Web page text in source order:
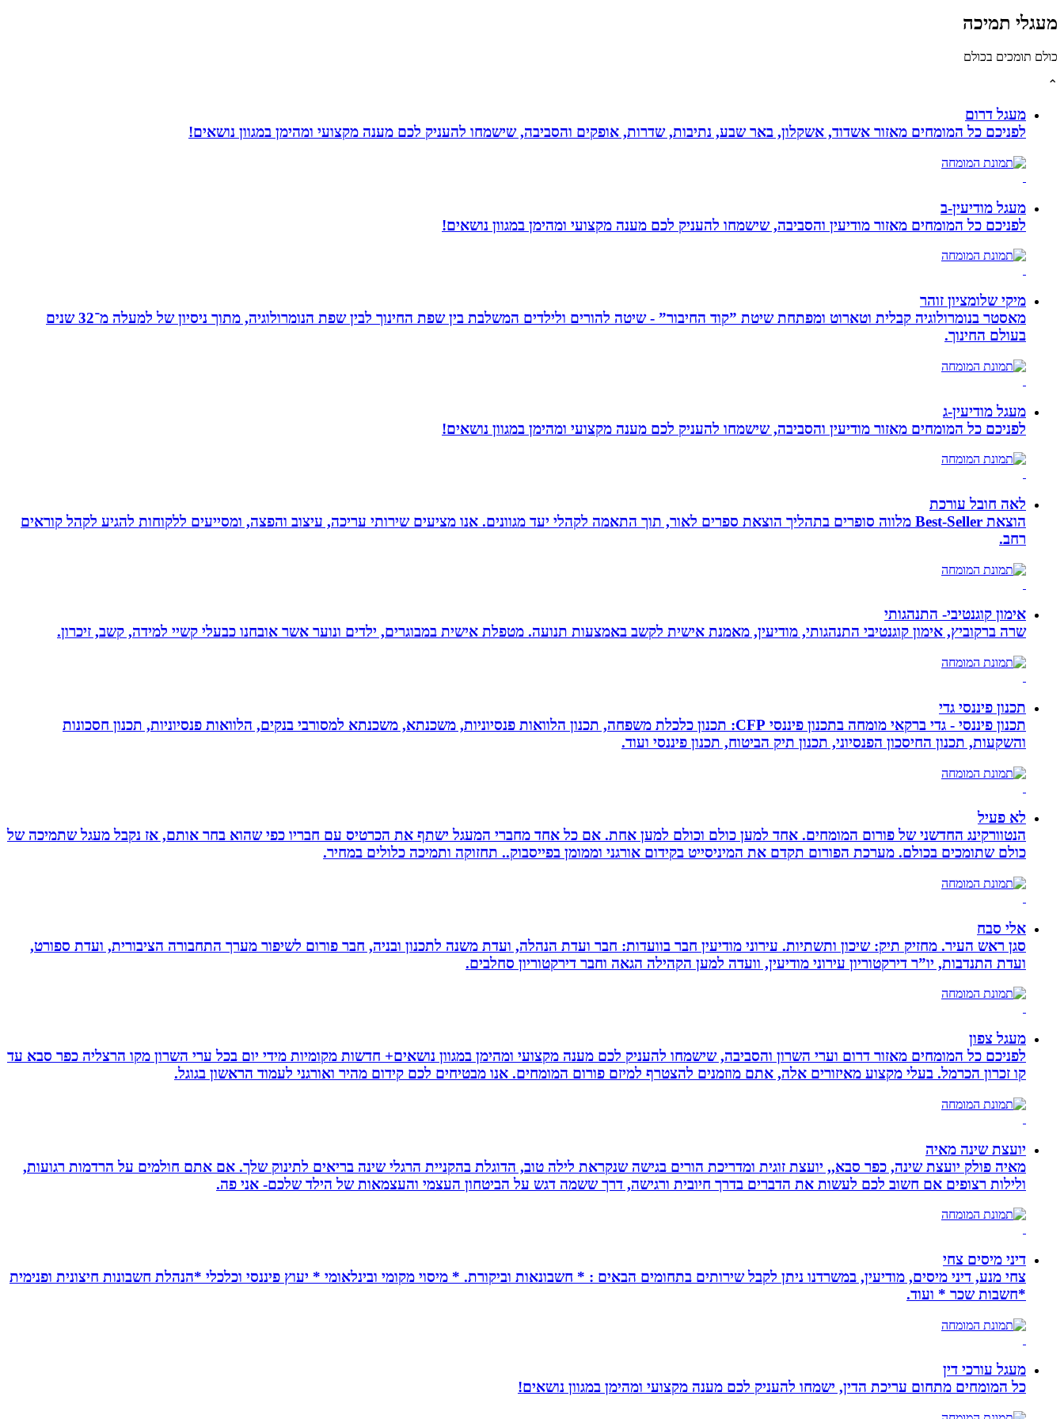
מעגלי תמיכה
כולם תומכים בכולם
⌃
מעגל דרום
לפניכם כל המומחים מאזור אשדוד, אשקלון, באר שבע, נתיבות, שדרות, אופקים והסביבה, שישמחו להעניק לכם מענה מקצועי ומהימן במגוון נושאים!
מעגל מודיעין-ב
לפניכם כל המומחים מאזור מודיעין והסביבה, שישמחו להעניק לכם מענה מקצועי ומהימן במגוון נושאים!
מיקי שלומציון זוהר
מאסטר בנומרולוגיה קבלית וטארוט ומפתחת שיטת ”קוד החיבור” - שיטה להורים ולילדים המשלבת בין שפת החינוך לבין שפת הנומרולוגיה, מתוך ניסיון של למעלה מ־32 שנים
בעולם החינוך.
מעגל מודיעין-ג
לפניכם כל המומחים מאזור מודיעין והסביבה, שישמחו להעניק לכם מענה מקצועי ומהימן במגוון נושאים!
לאה חובל עורכת
הוצאת Best-Seller מלווה סופרים בתהליך הוצאת ספרים לאור, תוך התאמה לקהלי יעד מגוונים. אנו מציעים שירותי עריכה, עיצוב והפצה, ומסייעים ללקוחות להגיע לקהל קוראים
רחב.
אימון קוגנטיבי- התנהגותי
שרה ברקוביץ, אימון קוגנטיבי התנהגותי, מודיעין, מאמנת אישית לקשב באמצעות תנועה. מטפלת אישית במבוגרים, ילדים ונוער אשר אובחנו כבעלי קשיי למידה, קשב, זיכרון.
תכנון פיננסי גדי
תכנון פיננסי - גדי ברקאי מומחה בתכנון פיננסי CFP: תכנון כלכלת משפחה, תכנון הלוואות פנסיוניות, משכנתא, משכנתא למסורבי בנקים, הלוואות פנסיוניות, תכנון חסכונות
והשקעות, תכנון החיסכון הפנסיוני, תכנון תיק הביטוח, תכנון פיננסי ועוד.
לא פעיל
הנטוורקינג החדשני של פורום המומחים. אחד למען כולם וכולם למען אחת. אם כל אחד מחברי המעגל ישתף את הכרטיס עם חבריו כפי שהוא בחר אותם, אז נקבל מעגל שתמיכה של
כולם שתומכים בכולם. מערכת הפורום תקדם את המיניסייט בקידום אורגני וממומן בפייסבוק.. תחזוקה ותמיכה כלולים במחיר.
אלי סבח
סגן ראש העיר. מחזיק תיק: שיכון ותשתיות. עירוני מודיעין חבר בוועדות: חבר ועדת הנהלה, ועדת משנה לתכנון ובניה, חבר פורום לשיפור מערך התחבורה הציבורית, ועדת ספורט,
ועדת התנדבות, יו”ר דירקטוריון עירוני מודיעין, וועדה למען הקהילה הגאה וחבר דירקטוריון סחלבים.
מעגל צפון
לפניכם כל המומחים מאזור דרום וערי השרון והסביבה, שישמחו להעניק לכם מענה מקצועי ומהימן במגוון נושאים+ חדשות מקומיות מידי יום בכל ערי השרון מקו הרצליה כפר סבא עד
קו זכרון הכרמל. בעלי מקצוע מאיזורים אלה, אתם מוזמנים להצטרף למיזם פורום המומחים. אנו מבטיחים לכם קידום מהיר ואורגני לעמוד הראשון בגוגל.
יועצת שינה מאיה
מאיה פולק יועצת שינה, כפר סבא,, יועצת זוגית ומדריכת הורים בגישה שנקראת לילה טוב, הדוגלת בהקניית הרגלי שינה בריאים לתינוק שלך. אם אתם חולמים על הרדמות רגועות,
ולילות רצופים אם חשוב לכם לעשות את הדברים בדרך חיובית ורגישה, דרך ששמה דגש על הביטחון העצמי והעצמאות של הילד שלכם- אני פה.
דיני מיסים צחי
צחי מנע, דיני מיסים, מודיעין, במשרדנו ניתן לקבל שירותים בתחומים הבאים : * חשבונאות וביקורת. * מיסוי מקומי ובינלאומי * יעוץ פיננסי וכלכלי *הנהלת חשבונות חיצונית ופנימית
*חשבות שכר * ועוד.
מעגל עורכי דין
כל המומחים מתחום עריכת הדין, ישמחו להעניק לכם מענה מקצועי ומהימן במגוון נושאים!